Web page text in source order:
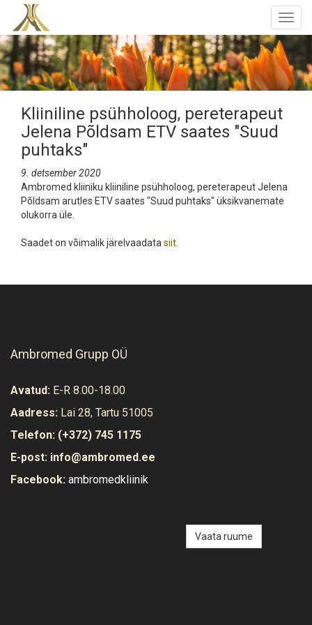
Kliiniline psühholoog, pereterapeut
Jelena Põldsam ETV saates "Suud
puhtaks"
9. detsember 2020
Ambromed kliiniku kliiniline psühholoog, pereterapeut Jelena
Põldsam arutles ETV saates "Suud puhtaks" üksikvanemate
olukorra üle.
Saadet on võimalik järelvaadata siit
Ambromed Grupp OÜ
Avatud: E-R 8.00-18.00
Aadress: Lai 28, Tartu 51005
Telefon: (+372) 745 1175
E-post: info@ambromed.ee
Facebook: ambromedkliinik
Vaata ruume